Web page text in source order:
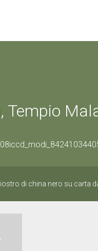
Tempio
di china nero su carta